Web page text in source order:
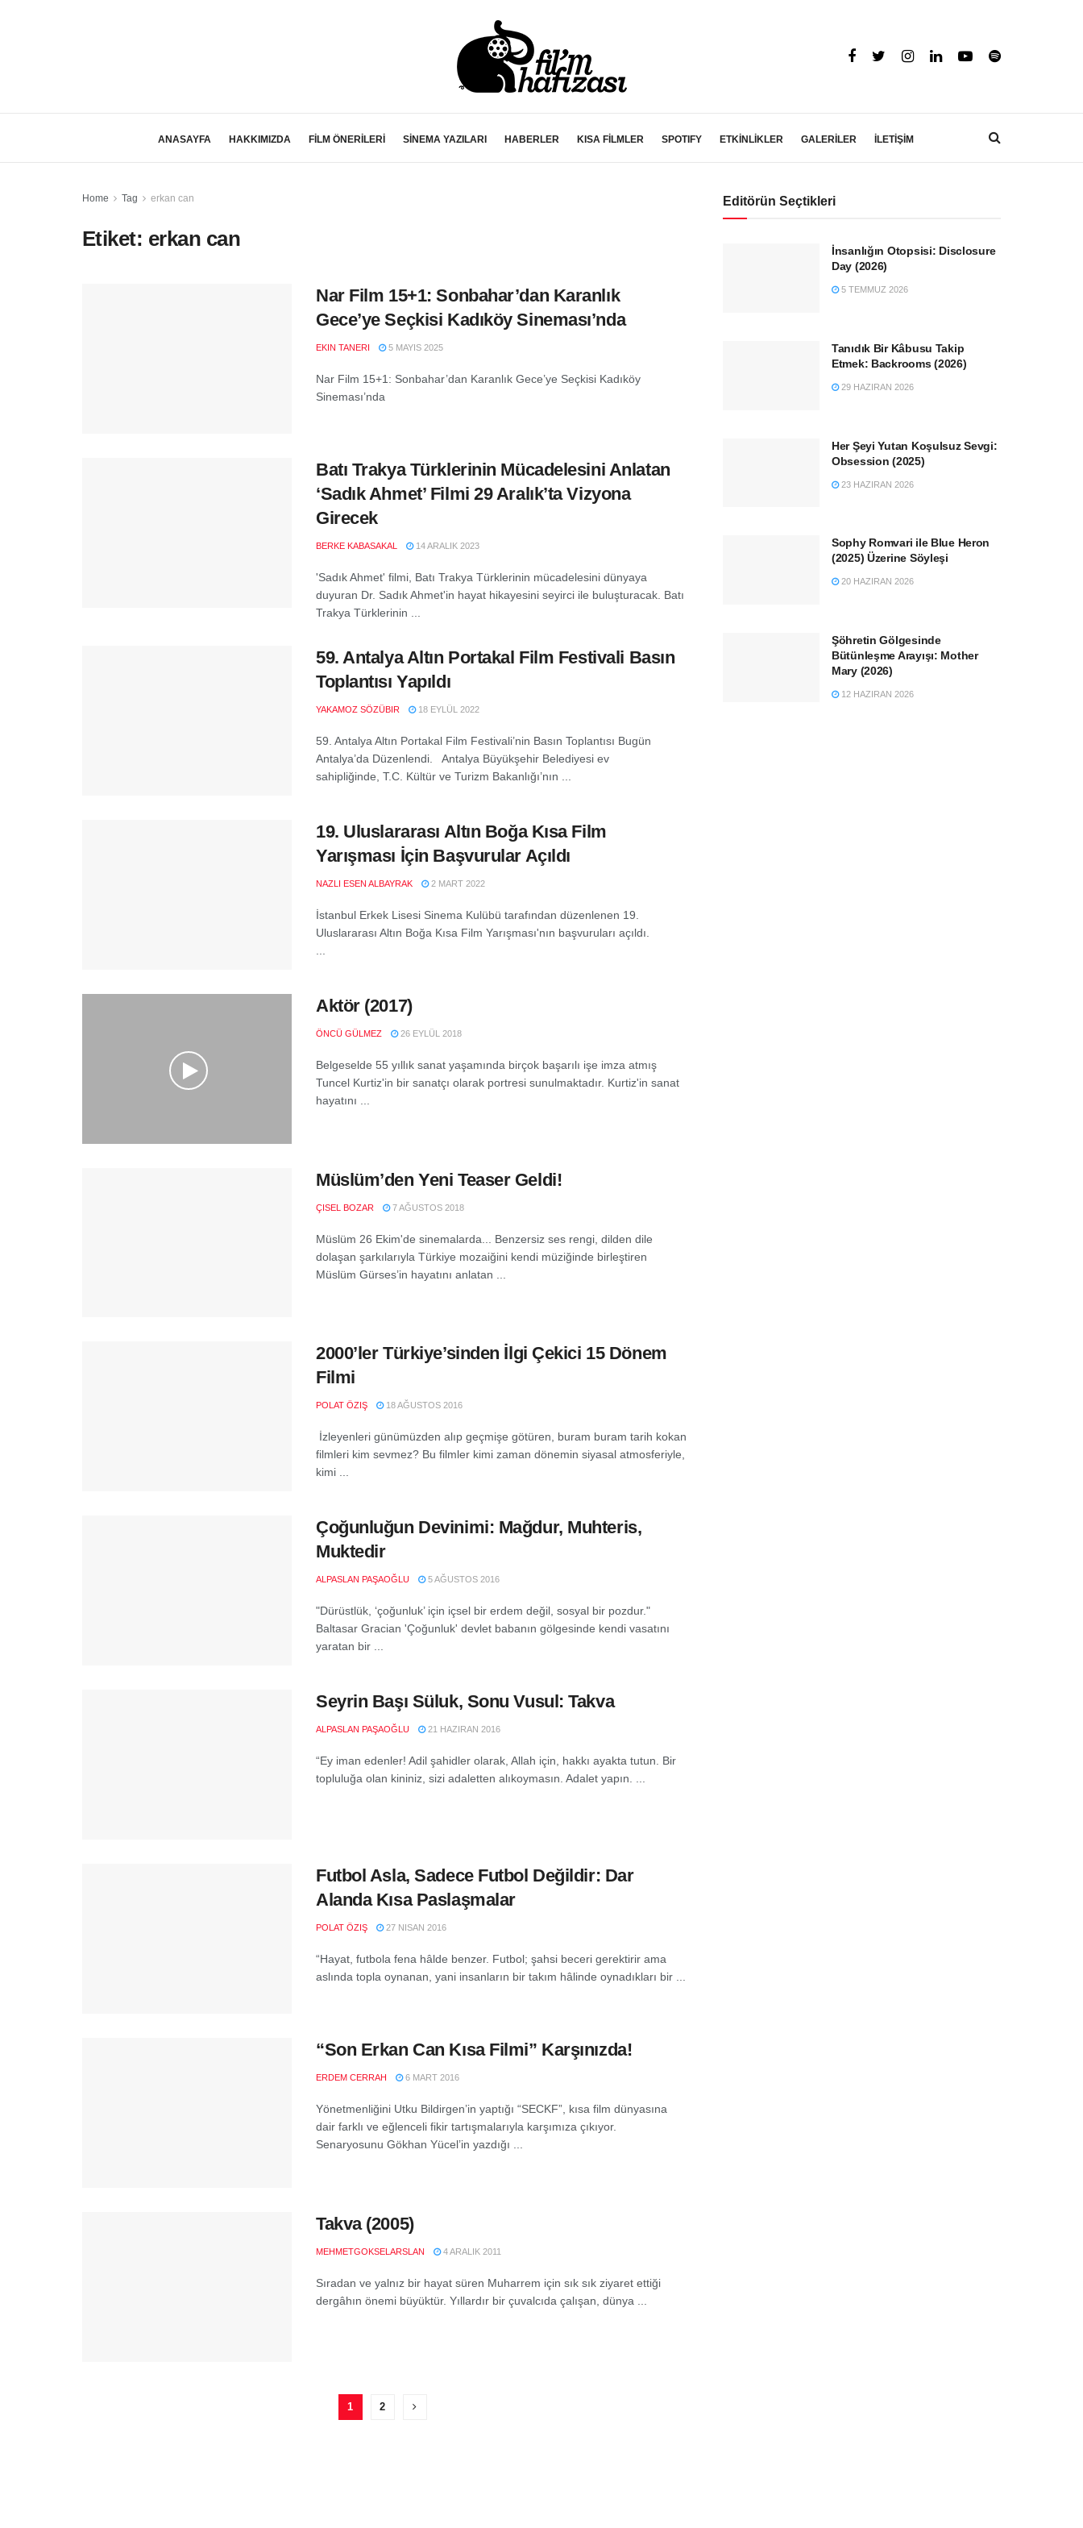
ANASAYFA HAKKIMIZDA FİLM ÖNERİLERİ SİNEMA YAZILARI HABERLER KISA FİLMLER SPOTIFY ETKİNLİKLER GALERİLER İLETİŞİM
Home Tag erkan can
Etiket: erkan can
Nar Film 15+1: Sonbahar’dan Karanlık
Gece’ye Seçkisi Kadıköy Sineması’nda
EKIN TANERI 5 MAYIS 2025
Nar Film 15+1: Sonbahar’dan Karanlık Gece’ye Seçkisi Kadıköy
Sineması’nda
Batı Trakya Türklerinin Mücadelesini Anlatan
‘Sadık Ahmet’ Filmi 29 Aralık’ta Vizyona
Girecek
BERKE KABASAKAL 14 ARALIK 2023
'Sadık Ahmet' filmi, Batı Trakya Türklerinin mücadelesini dünyaya
duyuran Dr. Sadık Ahmet'in hayat hikayesini seyirci ile buluşturacak. Batı
Trakya Türklerinin ...
59. Antalya Altın Portakal Film Festivali Basın
Toplantısı Yapıldı
YAKAMOZ SÖZÜBIR 18 EYLÜL 2022
59. Antalya Altın Portakal Film Festivali’nin Basın Toplantısı Bugün
Antalya’da Düzenlendi. Antalya Büyükşehir Belediyesi ev
sahipliğinde, T.C. Kültür ve Turizm Bakanlığı’nın ...
19. Uluslararası Altın Boğa Kısa Film
Yarışması İçin Başvurular Açıldı
NAZLI ESEN ALBAYRAK 2 MART 2022
İstanbul Erkek Lisesi Sinema Kulübü tarafından düzenlenen 19.
Uluslararası Altın Boğa Kısa Film Yarışması'nın başvuruları açıldı.
Aktör (2017)
ÖNCÜ GÜLMEZ 26 EYLÜL 2018
Belgeselde 55 yıllık sanat yaşamında birçok başarılı işe imza atmış
Tuncel Kurtiz'in bir sanatçı olarak portresi sunulmaktadır. Kurtiz'in sanat
hayatını ...
Müslüm’den Yeni Teaser Geldi!
ÇISEL BOZAR 7 AĞUSTOS 2018
Müslüm 26 Ekim'de sinemalarda... Benzersiz ses rengi, dilden dile
dolaşan şarkılarıyla Türkiye mozaiğini kendi müziğinde birleştiren
Müslüm Gürses’in hayatını anlatan ...
2000’ler Türkiye’sinden İlgi Çekici 15 Dönem
Filmi
POLAT ÖZIŞ 18 AĞUSTOS 2016
İzleyenleri günümüzden alıp geçmişe götüren, buram buram tarih kokan
filmleri kim sevmez? Bu filmler kimi zaman dönemin siyasal atmosferiyle,
kimi ...
Çoğunluğun Devinimi: Mağdur, Muhteris,
Muktedir
ALPASLAN PAŞAOĞLU 5 AĞUSTOS 2016
"Dürüstlük, ‘çoğunluk’ için içsel bir erdem değil, sosyal bir pozdur."
Baltasar Gracian 'Çoğunluk' devlet babanın gölgesinde kendi vasatını
yaratan bir ...
Seyrin Başı Süluk, Sonu Vusul: Takva
ALPASLAN PAŞAOĞLU 21 HAZIRAN 2016
“Ey iman edenler! Adil şahidler olarak, Allah için, hakkı ayakta tutun. Bir
topluluğa olan kininiz, sizi adaletten alıkoymasın. Adalet yapın. ...
Futbol Asla, Sadece Futbol Değildir: Dar
Alanda Kısa Paslaşmalar
POLAT ÖZIŞ 27 NISAN 2016
“Hayat, futbola fena hâlde benzer. Futbol; şahsi beceri gerektirir ama
aslında topla oynanan, yani insanların bir takım hâlinde oynadıkları bir ...
“Son Erkan Can Kısa Filmi” Karşınızda!
ERDEM CERRAH 6 MART 2016
Yönetmenliğini Utku Bildirgen’in yaptığı “SECKF”, kısa film dünyasına
dair farklı ve eğlenceli fikir tartışmalarıyla karşımıza çıkıyor.
Senaryosunu Gökhan Yücel’in yazdığı ...
Takva (2005)
MEHMETGOKSELARSLAN 4 ARALIK 2011
Sıradan ve yalnız bir hayat süren Muharrem için sık sık ziyaret ettiği
dergâhın önemi büyüktür. Yıllardır bir çuvalcıda çalışan, dünya ...
1 2
Editörün Seçtikleri
İnsanlığın Otopsisi: Disclosure
Day (2026)
5 TEMMUZ 2026
Tanıdık Bir Kâbusu Takip
Etmek: Backrooms (2026)
29 HAZIRAN 2026
Her Şeyi Yutan Koşulsuz Sevgi:
Obsession (2025)
23 HAZIRAN 2026
Sophy Romvari ile Blue Heron
(2025) Üzerine Söyleşi
20 HAZIRAN 2026
Şöhretin Gölgesinde
Bütünleşme Arayışı: Mother
Mary (2026)
12 HAZIRAN 2026